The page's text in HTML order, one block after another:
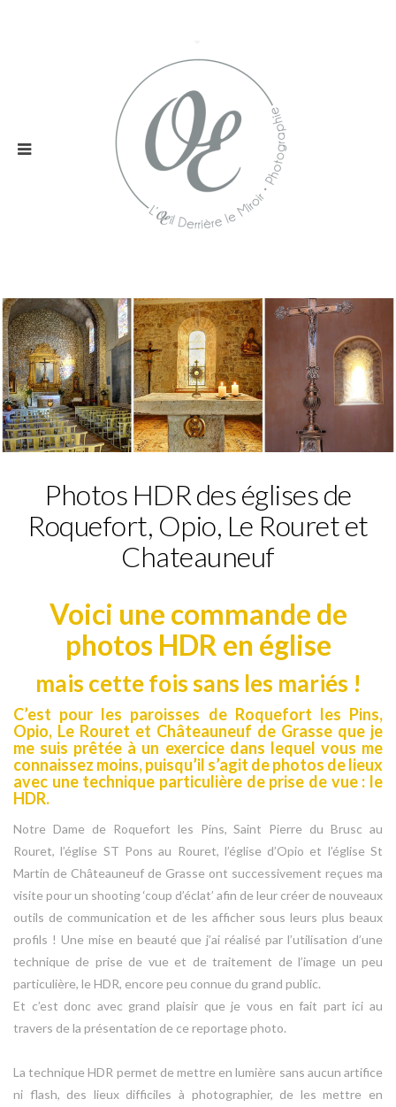
Photos HDR des églises de
Roquefort, Opio, Le Rouret et
Chateauneuf
Voici une commande de
photos HDR en église
mais cette fois sans les mariés !
C’est pour les paroisses de Roquefort les Pins,
Opio, Le Rouret et Châteauneuf de Grasse que je
me suis prêtée à un exercice dans lequel vous me
connaissez moins, puisqu’il s’agit de photos de lieux
avec une technique particulière de prise de vue : le
HDR.
Notre Dame de Roquefort les Pins, Saint Pierre du Brusc au
Rouret, l’église ST Pons au Rouret, l’église d’Opio et l’église St
Martin de Châteauneuf de Grasse ont successivement reçues ma
visite pour un shooting ‘coup d’éclat’ afin de leur créer de nouveaux
outils de communication et de les afficher sous leurs plus beaux
profils ! Une mise en beauté que j’ai réalisé par l’utilisation d’une
technique de prise de vue et de traitement de l’image un peu
particulière, le HDR, encore peu connue du grand public.
Et c’est donc avec grand plaisir que je vous en fait part ici au
travers de la présentation de ce reportage photo.
La technique HDR permet de mettre en lumière sans aucun artifice
ni flash, des lieux difficiles à photographier, de les mettre en